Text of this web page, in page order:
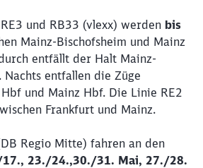
und RB33 (vlexx) werden bis
Mainz-Bischofsheim und Mainz
entfällt der Halt Mainz-
Nachts entfallen die Züge
und Mainz Hbf. Die Linie RE2
Frankfurt und Mainz.
Regio Mitte) fahren an den
17., 23./24.,30./31. Mai, 27./28.